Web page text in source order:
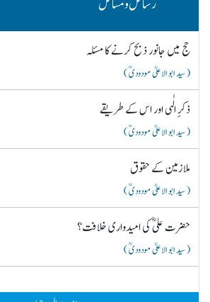
رسائل و مسائل
حج میں جانور ذبح کرنے کا مسئلہ
( سید ابو الاعلیٰ مودودیؒ )
ذکرِ الٰہی اور اس کے طریقے
( سید ابو الاعلیٰ مودودیؒ )
ملازمین کے حقوق
( سید ابو الاعلیٰ مودودیؒ )
حضرت علیؓ کی امیدواری خلافت؟
( سید ابو الاعلیٰ مودودیؒ )